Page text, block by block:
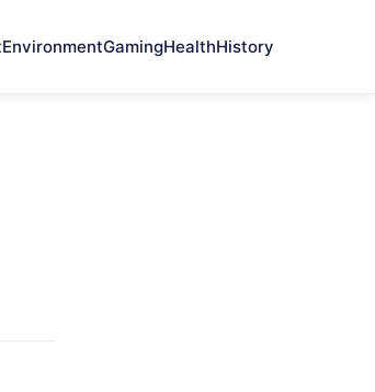
EnvironmentGamingHealthHistory